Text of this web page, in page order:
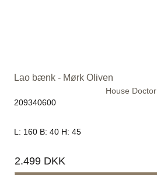
Lao bænk - Mørk Oliven
House Doctor
209340600
L: 160 B: 40 H: 45
2.499 DKK